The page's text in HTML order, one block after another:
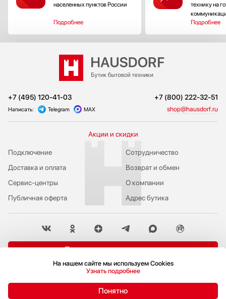
населенных пунктов России
Подробнее
технику на
Подробнее
+7 (495) 120-41-03 +7 (800) 222-32-51
Написать: Telegram MAX shop@hausdorf.ru
Акции и скидки
Подключение
Публичная оферта
Сервис-центры
Доставка и оплата
Сотрудничество
Возврат и обмен
О компании
Адрес бутика
Пожаловаться руководству
Политика конфиденциальности
На нашем сайте мы используем Cookies
Узнать подробнее
Понятно